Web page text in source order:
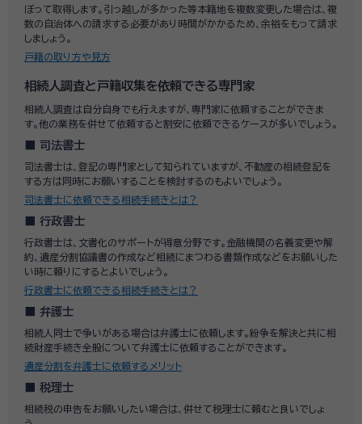
ぼって取得します。引っ越しが多かった等本籍地を複数変更した場合は、複
数の自治体への請求する必要があり時間がかかるため、余裕をもって請求
しましょう。
戸籍の取り方や見方
相続人調査と戸籍収集を依頼できる専門家
相続人調査は自分自身でも行えますが、専門家に依頼することができま
す。他の業務を併せて依頼すると割安に依頼できるケースが多いでしょう。
司法書士
司法書士は、登記の専門家として知られていますが、不動産の相続登記を
する方は同時にお願いすることを検討するのもよいでしょう。
司法書士に依頼できる相続手続きとは？
行政書士
行政書士は、文書化のサポートが得意分野です。金融機関の名義変更や解
約、遺産分割協議書の作成など相続にまつわる書類作成などをお願いした
い時に頼りにするとよいでしょう。
行政書士に依頼できる相続手続きとは？
弁護士
相続人同士で争いがある場合は弁護士に依頼します。紛争を解決と共に相
続財産手続き全般について弁護士に依頼することができます。
遺産分割を弁護士に依頼するメリット
税理士
相続税の申告をお願いしたい場合は、併せて税理士に頼むと良いでしょ